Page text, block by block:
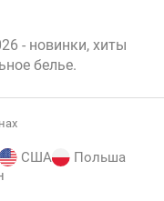
- новинки, хиты
белье.
США
Польша